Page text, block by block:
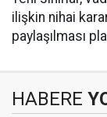
ilişkin nihai
paylaşılması
HABERE